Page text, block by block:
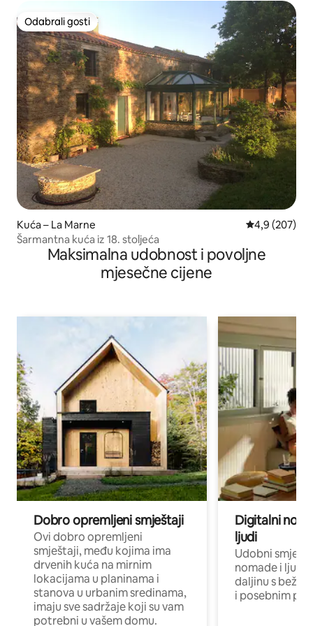
Odabrali gosti
Odabrali gosti
Kuća – La Marne Prosječna
4,9 (207)
Šarmantna kuća iz 18. stoljeća
Maksimalna udobnost i povoljne
mjesečne cijene
Dobro opremljeni smještaji
Ovi dobro opremljeni
smještaji, među kojima ima
drvenih kuća na mirnim
lokacijama u planinama i
stanova u urbanim sredinama,
imaju sve sadržaje koji su vam
potrebni u vašem domu.
Digitalni
ljudi
Udobni
nomade i ljude
daljinu s
i posebnim